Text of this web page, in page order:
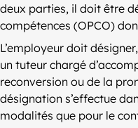
deux parties, il doit être
compétences (OPCO)
L’employeur doit
un tuteur chargé
reconversion ou de la
désignation s’effectue
modalités que pour le